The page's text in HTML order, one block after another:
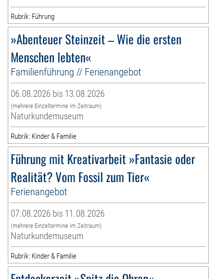
Rubrik: Führung
»Abenteuer Steinzeit – Wie die ersten
Menschen lebten«
Familienführung // Ferienangebot
06.08.2026 bis 13.08.2026
(mehrere Einzeltermine im Zeitraum)
Naturkundemuseum
Rubrik: Kinder & Familie
Führung mit Kreativarbeit »Fantasie oder
Realität? Vom Fossil zum Tier«
Ferienangebot
07.08.2026 bis 11.08.2026
(mehrere Einzeltermine im Zeitraum)
Naturkundemuseum
Rubrik: Kinder & Familie